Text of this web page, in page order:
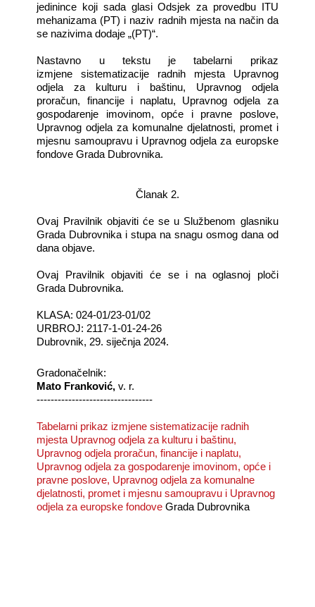
jedinince koji sada glasi Odsjek za provedbu ITU
mehanizama (PT) i naziv radnih mjesta na način da
se nazivima dodaje „(PT)“.
Nastavno u tekstu je tabelarni prikaz
izmjene sistematizacije radnih mjesta Upravnog
odjela za kulturu i baštinu, Upravnog odjela
proračun, financije i naplatu, Upravnog odjela za
gospodarenje imovinom, opće i pravne poslove,
Upravnog odjela za komunalne djelatnosti, promet i
mjesnu samoupravu i Upravnog odjela za europske
fondoveGrada Dubrovnika.
Članak 2.
Ovaj Pravilnik objaviti će se u Službenom glasniku
Grada Dubrovnika i stupa na snagu osmog dana od
dana objave.
Ovaj Pravilnik objaviti će se i na oglasnoj ploči
Grada Dubrovnika.
KLASA: 024-01/23-01/02
URBROJ: 2117-1-01-24-26
Dubrovnik, 29. siječnja 2024.
Gradonačelnik:
Mato Franković, v. r.
---------------------------------
Tabelarni prikaz izmjene sistematizacije radnih
mjesta Upravnog odjela za kulturu i baštinu,
Upravnog odjela proračun, financije i naplatu,
Upravnog odjela za gospodarenje imovinom, opće i
pravne poslove, Upravnog odjela za komunalne
djelatnosti, promet i mjesnu samoupravu i Upravnog
odjela zaeuropske fondoveGrada Dubrovnika